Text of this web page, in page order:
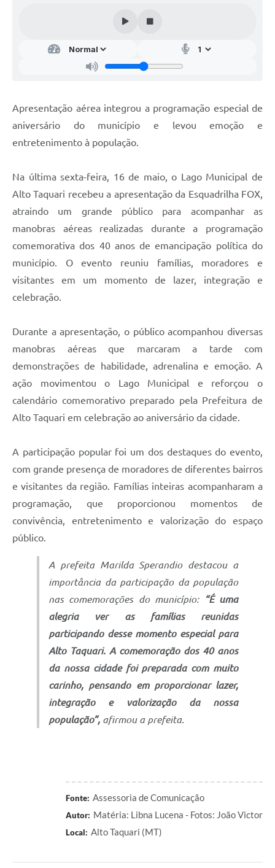
Apresentação aérea integrou a programação especial de
aniversário do município e levou emoção e
entretenimento à população.
Na última sexta-feira, 16 de maio, o Lago Municipal de
Alto Taquari recebeu a apresentação da Esquadrilha FOX,
atraindo um grande público para acompanhar as
manobras aéreas realizadas durante a programação
comemorativa dos 40 anos de emancipação política do
município. O evento reuniu famílias, moradores e
visitantes em um momento de lazer, integração e
celebração.
Durante a apresentação, o público acompanhou diversas
manobras aéreas que marcaram a tarde com
demonstrações de habilidade, adrenalina e emoção. A
ação movimentou o Lago Municipal e reforçou o
calendário comemorativo preparado pela Prefeitura de
Alto Taquari em celebração ao aniversário da cidade.
A participação popular foi um dos destaques do evento,
com grande presença de moradores de diferentes bairros
e visitantes da região. Famílias inteiras acompanharam a
programação, que proporcionou momentos de
convivência, entretenimento e valorização do espaço
público.
A prefeita Marilda Sperandio destacou a
importância da participação da população
nas comemorações do município:
“É uma
alegria ver as famílias reunidas
participando desse momento especial para
Alto Taquari. A comemoração dos 40 anos
da nossa cidade foi preparada com muito
carinho, pensando em proporcionar lazer,
integração e valorização da nossa
população”, afirmou a prefeita.
Fonte: Assessoria de Comunicação
Autor: Matéria: Libna Lucena - Fotos: João Victor
Local: Alto Taquari (MT)